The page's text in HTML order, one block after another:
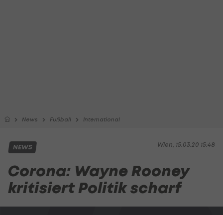
News Fußball International
Wien, 15.03.20 15:48
NEWS
Corona: Wayne Rooney
kritisiert Politik scharf